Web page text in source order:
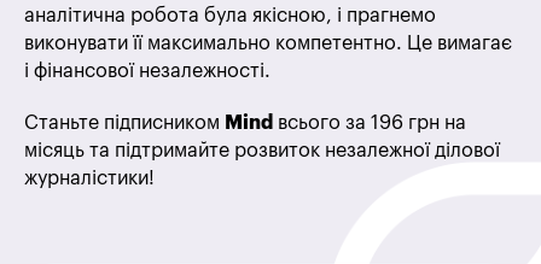
аналітична робота була якісною, і прагнемо
виконувати її максимально компетентно. Це вимагає
і фінансової незалежності.
Станьте підписником Mind всього за 196 грн на
місяць та підтримайте розвиток незалежної ділової
журналістики!